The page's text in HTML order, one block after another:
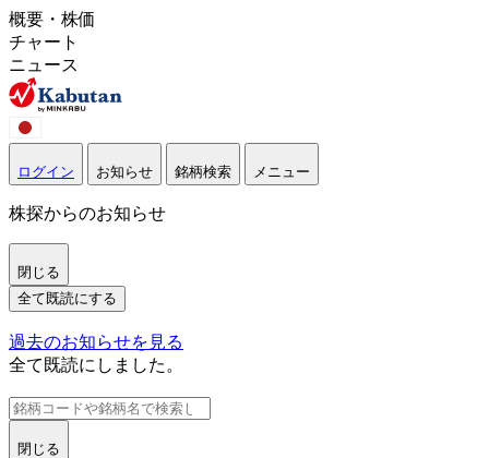
概要・株価
チャート
ニュース
ログイン お知らせ 銘柄検索 メニュー
株探からのお知らせ
閉じる
全て既読にする
過去のお知らせを見る
全て既読にしました。
閉じる